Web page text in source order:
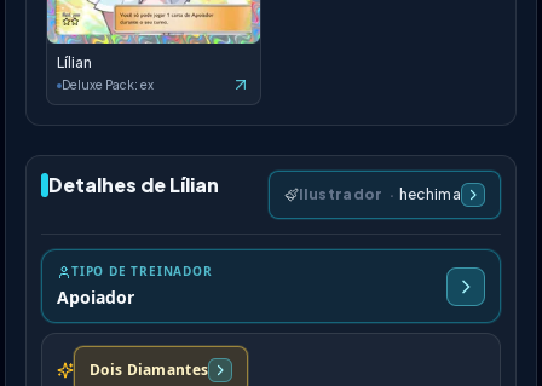
Lílian
Deluxe Pack: ex
Detalhes de Lílian Ilustrador · hechima
TIPO DE TREINADOR
Apoiador
Dois Diamantes